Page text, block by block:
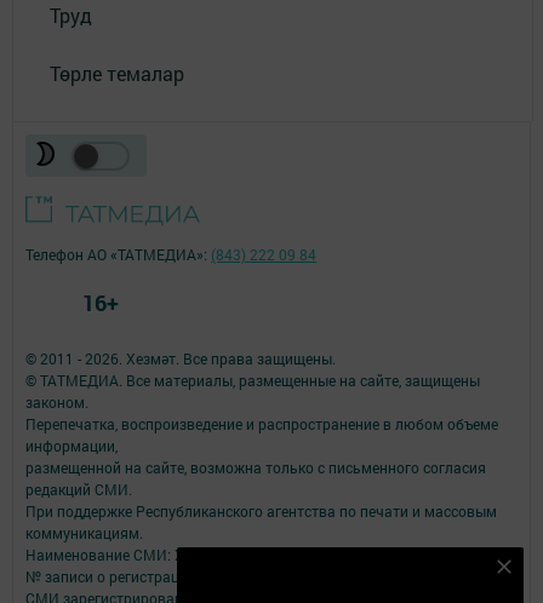
Труд
Төрле темалар
© 2011 - 2026. Хезмәт. Все права защищены.
© ТАТМЕДИА. Все материалы, размещенные на сайте, защищены
законом.
Перепечатка, воспроизведение и распространение в любом объеме
информации,
размещенной на сайте, возможна только с письменного согласия
редакций СМИ.
При поддержке Республиканского агентства по печати и массовым
коммуникациям.
Наименование СМИ: Хезмәт
№ записи о регистрации СМИ, дата: Эл №ФС77-79109 от 08.09.2020
СМИ зарегистрированно Федеральной службой по надзору в сфере
Телефон АО «ТАТМЕДИА»: (843) 222 09 84
16+